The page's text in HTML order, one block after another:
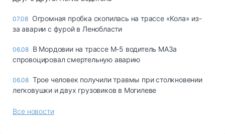
07.08 Огромная пробка скопилась на трассе «Кола» из-
за аварии с фурой в Ленобласти
06.08 В Мордовии на трассе М-5 водитель МАЗа
спровоцировал смертельную аварию
06.08 Трое человек получили травмы при столкновении
легковушки и двух грузовиков в Могилеве
Все новости